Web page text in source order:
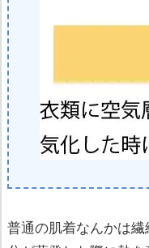
普通の肌着なんかは